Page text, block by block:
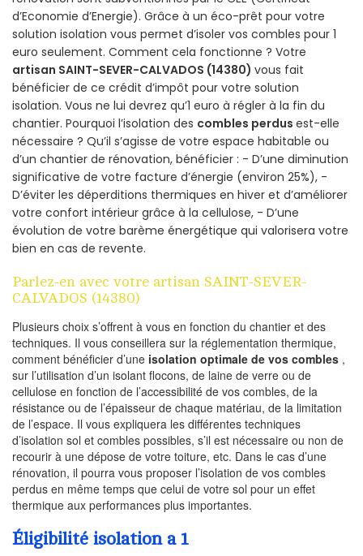
d’Economie d’Energie). Grâce à un éco-prêt pour votre
solution isolation vous permet d’isoler vos combles pour 1
euro seulement. Comment cela fonctionne ? Votre
artisan SAINT-SEVER-CALVADOS (14380) vous fait
bénéficier de ce crédit d’impôt pour votre solution
isolation. Vous ne lui devrez qu’1 euro à régler à la fin du
chantier. Pourquoi l’isolation des combles perdus est-elle
nécessaire ? Qu’il s’agisse de votre espace habitable ou
d’un chantier de rénovation, bénéficier : - D’une diminution
significative de votre facture d’énergie (environ 25%), -
D’éviter les déperditions thermiques en hiver et d’améliorer
votre confort intérieur grâce à la cellulose, - D’une
évolution de votre barème énergétique qui valorisera votre
bien en cas de revente.
Parlez-en avec votre artisan SAINT-SEVER-
CALVADOS (14380)
Plusieurs choix s’offrent à vous en fonction du chantier et des
techniques. Il vous conseillera sur la réglementation thermique,
comment bénéficier d’une isolation optimale de vos combles ,
sur l’utilisation d’un isolant flocons, de laine de verre ou de
cellulose en fonction de l’accessibilité de vos combles, de la
résistance ou de l’épaisseur de chaque matériau, de la limitation
de l’espace. Il vous expliquera les différentes techniques
d’isolation sol et combles possibles, s’il est nécessaire ou non de
recourir à une dépose de votre toiture, etc. Dans le cas d’une
rénovation, il pourra vous proposer l’isolation de vos combles
perdus en même temps que celui de votre sol pour un effet
thermique aux performances plus importantes.
Éligibilité isolation a 1